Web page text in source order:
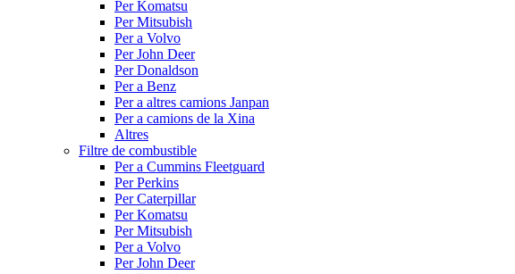
Per Komatsu
Per Mitsubish
Per a Volvo
Per John Deer
Per Donaldson
Per a Benz
Per a altres camions Janpan
Per a camions de la Xina
Altres
Filtre de combustible
Per a Cummins Fleetguard
Per Perkins
Per Caterpillar
Per Komatsu
Per Mitsubish
Per a Volvo
Per John Deer